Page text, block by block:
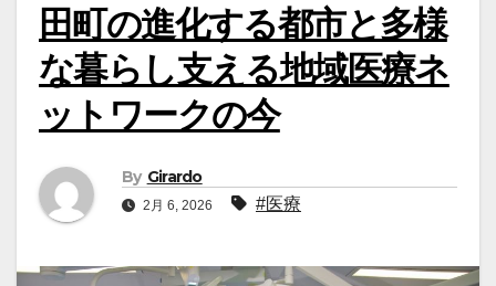
田町の進化する都市と多様
な暮らし支える地域医療ネ
ットワークの今
By Girardo
2月 6, 2026 #医療